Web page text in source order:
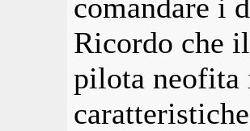
comandare i
Ricordo che
pilota neofita